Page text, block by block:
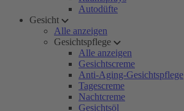
Autodüfte
Gesicht
Alle anzeigen
Gesichtspflege
Alle anzeigen
Gesichtscreme
Anti-Aging-Gesichtspflege
Tagescreme
Nachtcreme
Gesichtsöl